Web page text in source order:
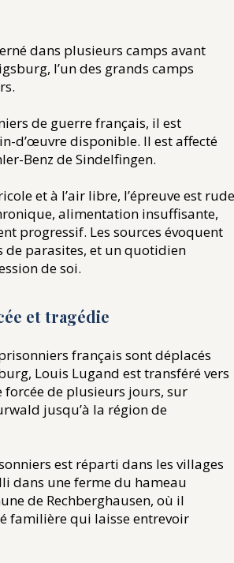
dans plusieurs camps avant
l’un des grands camps
de guerre français, il est
d’œuvre disponible. Il est affecté
Benz de Sindelfingen.
et à l’air libre, l’épreuve est rude
alimentation insuffisante,
progressif. Les sources évoquent
de parasites, et un quotidien
de soi.
et tragédie
français sont déplacés
Louis Lugand est transféré vers
de plusieurs jours, sur
jusqu’à la région de
est réparti dans les villages
dans une ferme du hameau
de Rechberghausen, où il
familière qui laisse entrevoir